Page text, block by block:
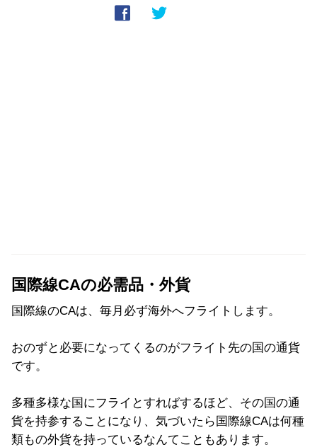
国際線CAの必需品・外貨
国際線のCAは、毎月必ず海外へフライトします。
おのずと必要になってくるのがフライト先の国の通貨
です。
多種多様な国にフライとすればするほど、その国の通
貨を持参することになり、気づいたら国際線CAは何種
類もの外貨を持っているなんてこともあります。